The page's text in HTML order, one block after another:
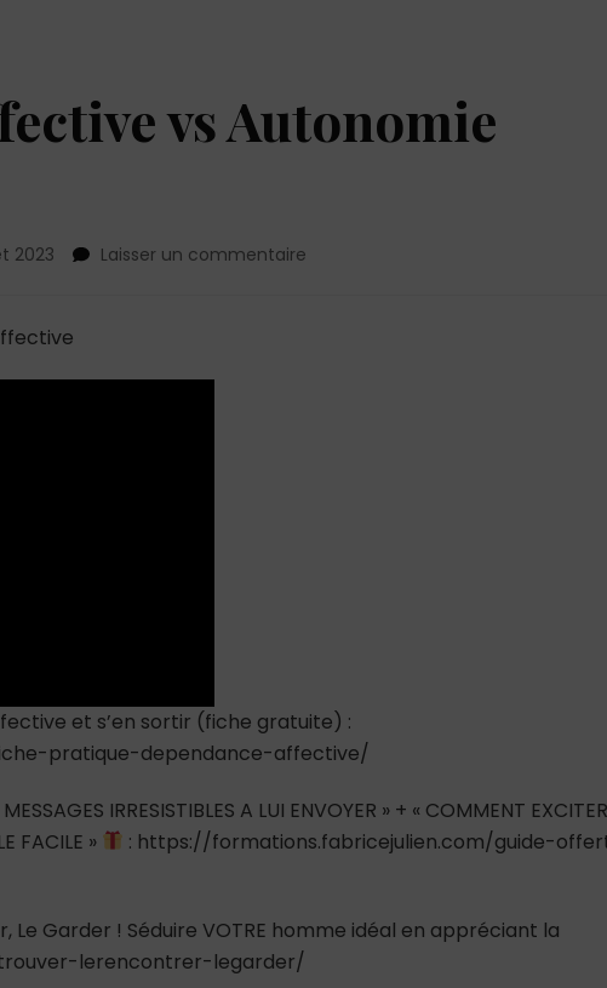
vs Autonomie
2023 Laisser un commentaire
et s’en sortir (fiche gratuite) :
pratique-dependance-affective/
IRRESISTIBLES A LUI ENVOYER » + « COMMENT EXCITER
FACILE »
: https://formations.fabricejulien.com/guide-
Le Garder ! Séduire VOTRE homme idéal en appréciant la
lerencontrer-legarder/